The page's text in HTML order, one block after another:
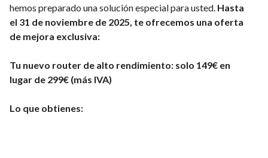
hemos preparado una solución especial para usted. Hasta
el 31 de noviembre de 2025, te ofrecemos una oferta
de mejora exclusiva:
Tu nuevo router de alto rendimiento: solo 149€ en
lugar de 299€ (más IVA)
Lo que obtienes: